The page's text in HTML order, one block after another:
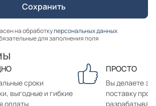
на обработкуперсональных данных
для заполнения поля
сроки
выгодные и гибкие
оплаты
ПРОСТО
Вы делаете
поставку